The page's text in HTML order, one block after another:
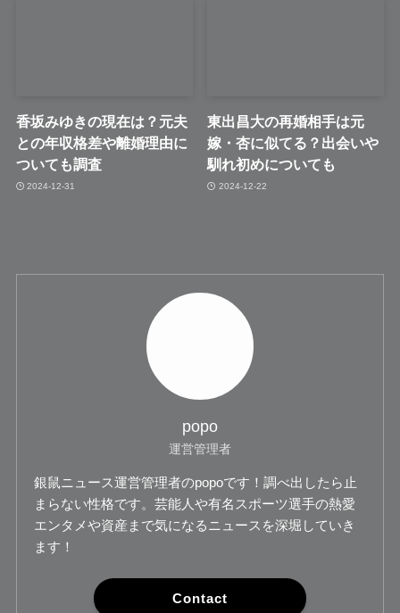
香坂みゆきの現在は？元夫
との年収格差や離婚理由に
ついても調査
2024-12-31
東出昌大の再婚相手は元
嫁・杏に似てる？出会いや
馴れ初めについても
2024-12-22
popo
運営管理者
銀鼠ニュース運営管理者のpopoです！調べ出したら止
まらない性格です。芸能人や有名スポーツ選手の熱愛
エンタメや資産まで気になるニュースを深堀していき
ます！
Contact